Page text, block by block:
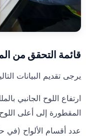
قائمة التحقق من
يرجى تقديم البيانات
ارتفاع اللوح الجانبي
المقطورة إلى أعلى اللوح
عدد أقسام الألواح (في